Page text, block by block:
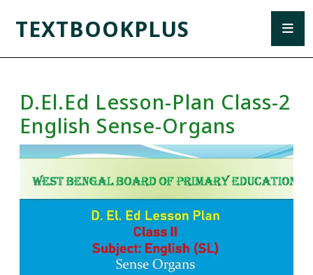
TEXTBOOKPLUS
D.El.Ed Lesson-Plan Class-2
English Sense-Organs